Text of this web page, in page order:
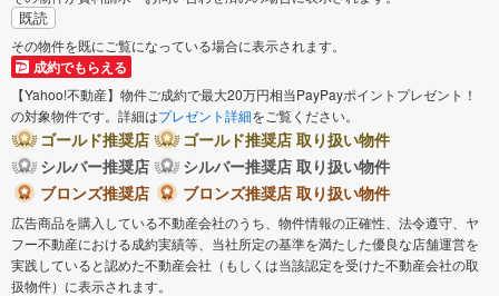
既読
その物件を既にご覧になっている場合に表示されます。
成約でもらえる
【Yahoo!不動産】物件ご成約で最大20万円相当PayPayポイントプレゼント！
の対象物件です。詳細はプレゼント詳細をご覧ください。
ゴールド推奨店
ゴールド推奨店 取り扱い物件
シルバー推奨店
シルバー推奨店 取り扱い物件
ブロンズ推奨店
ブロンズ推奨店 取り扱い物件
広告商品を購入している不動産会社のうち、物件情報の正確性、法令遵守、ヤ
フー不動産における成約実績等、当社所定の基準を満たした優良な店舗運営を
実践していると認めた不動産会社（もしくは当該認定を受けた不動産会社の取
扱物件）に表示されます。